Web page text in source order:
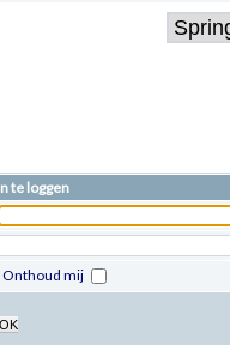
te loggen
Onthoud mij
OK